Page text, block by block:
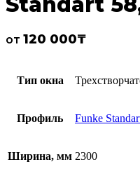
от 120 000₸
Тип окна
Профиль Funke
Ширина, мм 2300